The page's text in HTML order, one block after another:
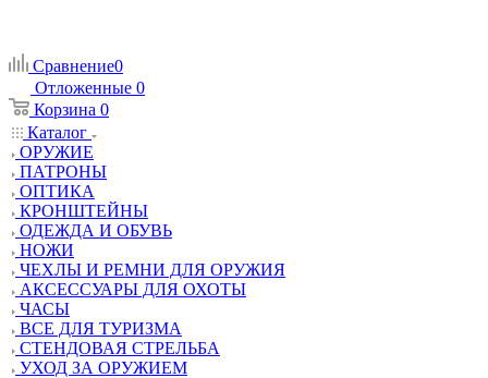
Сравнение0
Отложенные 0
Корзина 0
Каталог
ОРУЖИЕ
ПАТРОНЫ
ОПТИКА
КРОНШТЕЙНЫ
ОДЕЖДА И ОБУВЬ
НОЖИ
ЧЕХЛЫ И РЕМНИ ДЛЯ ОРУЖИЯ
АКСЕССУАРЫ ДЛЯ ОХОТЫ
ЧАСЫ
ВСЕ ДЛЯ ТУРИЗМА
СТЕНДОВАЯ СТРЕЛЬБА
УХОД ЗА ОРУЖИЕМ